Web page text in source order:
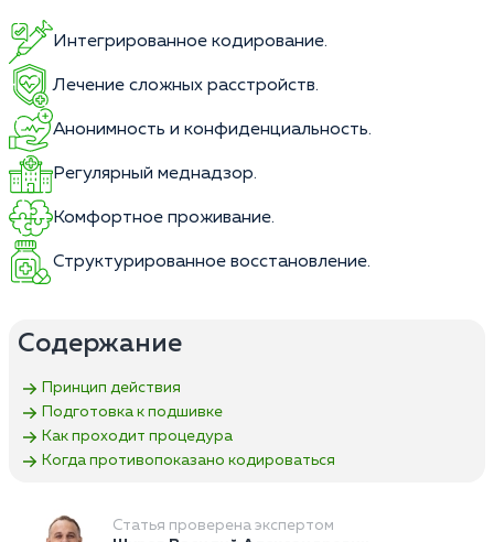
Интегрированное кодирование.
Лечение сложных расстройств.
Анонимность и конфиденциальность.
Регулярный меднадзор.
Комфортное проживание.
Структурированное восстановление.
Содержание
Принцип действия
Подготовка к подшивке
Как проходит процедура
Когда противопоказано кодироваться
Статья проверена экспертом